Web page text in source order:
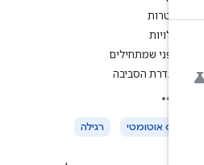
לפני שמתחילים
הגדרת הסביבה
אוטומטי רגילה